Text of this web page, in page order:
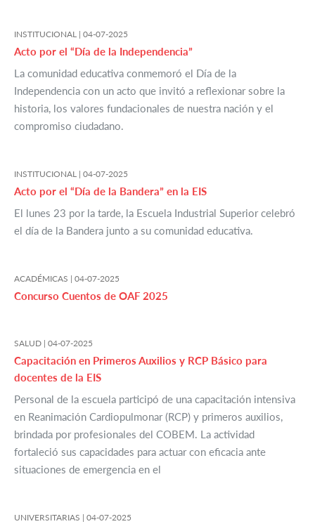
INSTITUCIONAL | 04-07-2025
Acto por el “Día de la Independencia”
La comunidad educativa conmemoró el Día de la
Independencia con un acto que invitó a reflexionar sobre la
historia, los valores fundacionales de nuestra nación y el
compromiso ciudadano.
INSTITUCIONAL | 04-07-2025
Acto por el “Día de la Bandera” en la EIS
El lunes 23 por la tarde, la Escuela Industrial Superior celebró
el día de la Bandera junto a su comunidad educativa.
ACADÉMICAS | 04-07-2025
Concurso Cuentos de OAF 2025
SALUD | 04-07-2025
Capacitación en Primeros Auxilios y RCP Básico para
docentes de la EIS
Personal de la escuela participó de una capacitación intensiva
en Reanimación Cardiopulmonar (RCP) y primeros auxilios,
brindada por profesionales del COBEM. La actividad
fortaleció sus capacidades para actuar con eficacia ante
situaciones de emergencia en el
UNIVERSITARIAS | 04-07-2025